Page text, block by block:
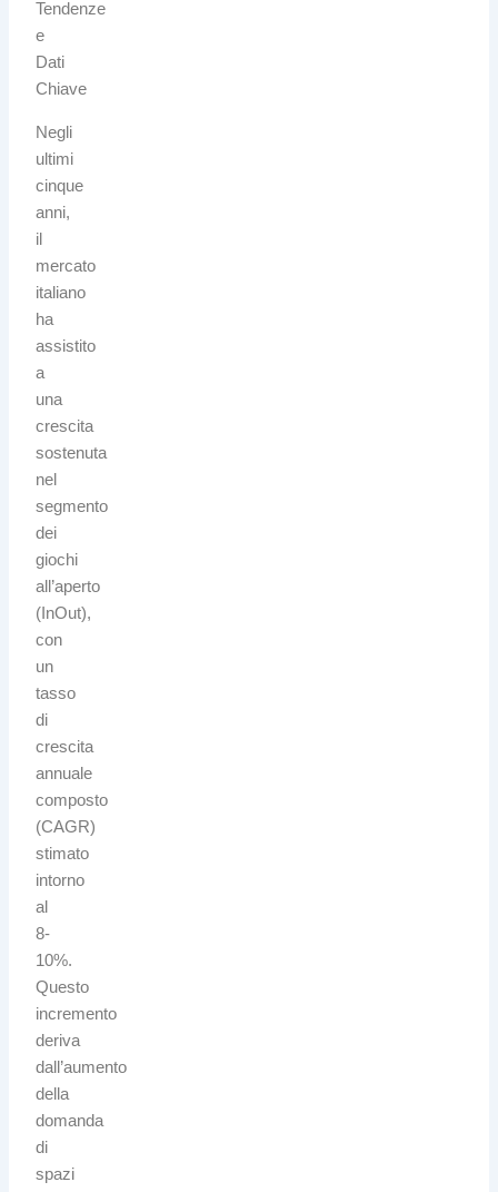
Tendenze
e
Dati
Chiave
Negli
ultimi
cinque
anni,
il
mercato
italiano
ha
assistito
a
una
crescita
sostenuta
nel
segmento
dei
giochi
all’aperto
(InOut),
con
un
tasso
di
crescita
annuale
composto
(CAGR)
stimato
intorno
al
8-
10%.
Questo
incremento
deriva
dall’aumento
della
domanda
di
spazi